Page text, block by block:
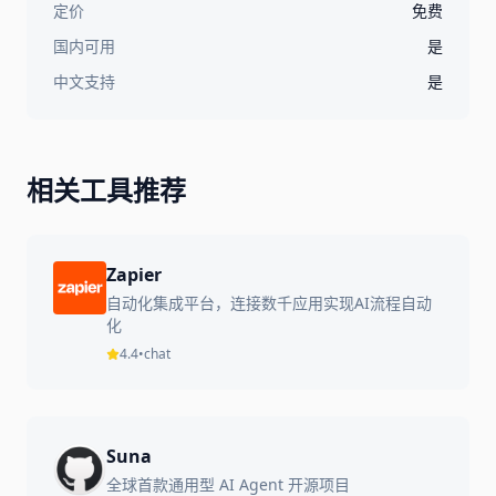
定价
免费
国内可用
是
中文支持
是
相关工具推荐
Zapier
自动化集成平台，连接数千应用实现AI流程自动
化
4.4•chat
Suna
全球首款通用型 AI Agent 开源项目